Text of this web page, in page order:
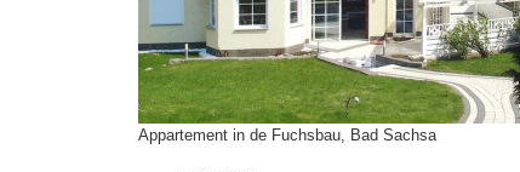
Appartement in de Fuchsbau, Bad Sachsa